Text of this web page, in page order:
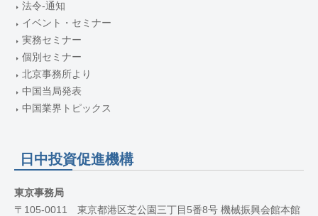
法令-通知
イベント・セミナー
実務セミナー
個別セミナー
北京事務所より
中国当局発表
中国業界トピックス
日中投資促進機構
東京事務局
〒105-0011 東京都港区芝公園三丁目5番8号 機械振興会館本館